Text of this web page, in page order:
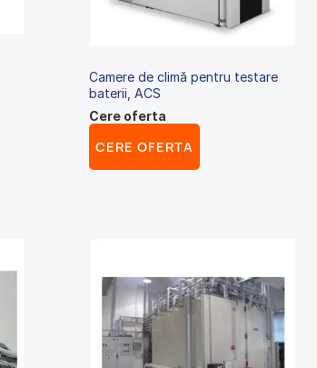
Camere de climă pentru testare
baterii, ACS
Cere oferta
CERE OFERTA